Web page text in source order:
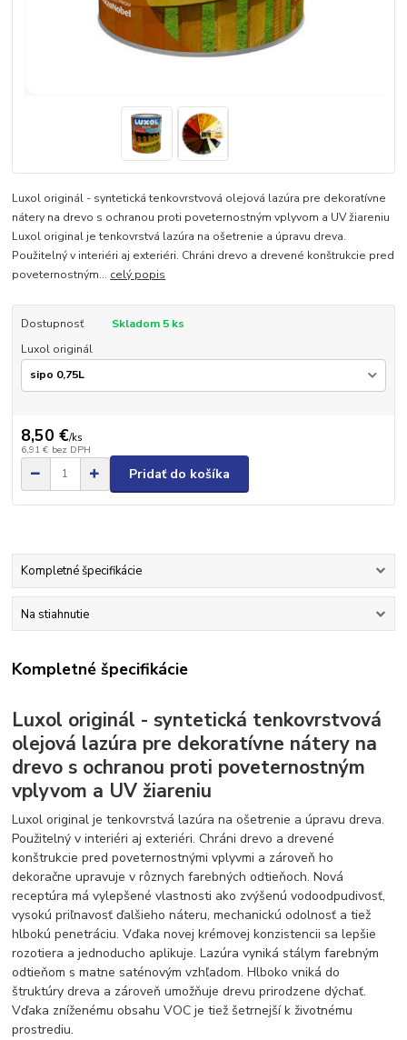
Luxol originál - syntetická tenkovrstvová olejová lazúra pre dekoratívne
nátery na drevo s ochranou proti poveternostným vplyvom a UV žiareniu
Luxol original je tenkovrstvá lazúra na ošetrenie a úpravu dreva.
Použitelný v interiéri aj exteriéri. Chráni drevo a drevené konštrukcie pred
poveternostným... celý popis
Dostupnosť
Skladom 5 ks
Luxol originál
8,50 €/ks
6,91 € bez DPH
Pridať do košíka
Kompletné špecifikácie
Na stiahnutie
Kompletné špecifikácie
Luxol originál - syntetická tenkovrstvová
olejová lazúra pre dekoratívne nátery na
drevo s ochranou proti poveternostným
vplyvom a UV žiareniu
Luxol original je tenkovrstvá lazúra na ošetrenie a úpravu dreva.
Použitelný v interiéri aj exteriéri. Chráni drevo a drevené
konštrukcie pred poveternostnými vplyvmi a zároveň ho
dekoračne upravuje v rôznych farebných odtieňoch. Nová
receptúra má vylepšené vlastnosti ako zvýšenú vodoodpudivosť,
vysokú priľnavosť ďalšieho náteru, mechanickú odolnosť a tiež
hlbokú penetráciu. Vďaka novej krémovej konzistencii sa lepšie
rozotiera a jednoducho aplikuje. Lazúra vyniká stálym farebným
odtieňom s matne saténovým vzhľadom. Hlboko vniká do
štruktúry dreva a zároveň umožňuje drevu prirodzene dýchať.
Vďaka zníženému obsahu VOC je tiež šetrnejší k životnému
prostrediu.